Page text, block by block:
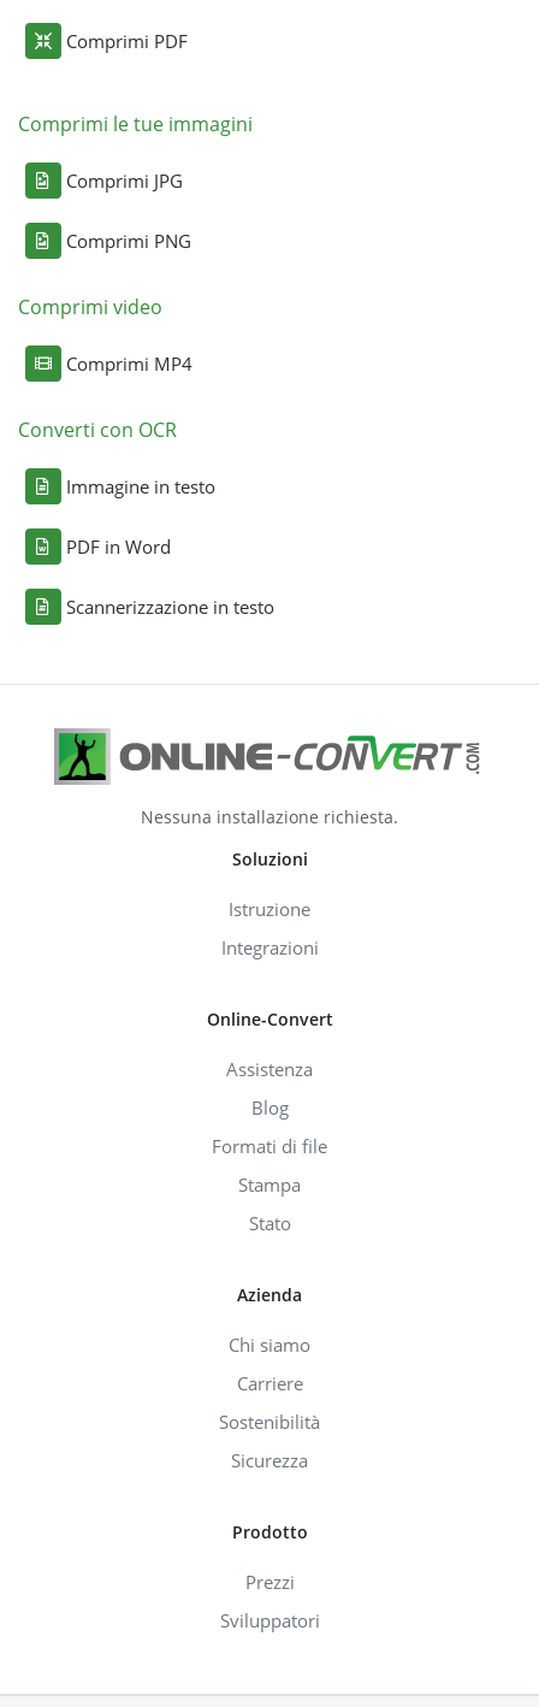
Comprimi PDF
Comprimi le tue immagini
Comprimi JPG
Comprimi PNG
Comprimi video
Comprimi MP4
Converti con OCR
Immagine in testo
PDF in Word
Scannerizzazione in testo
Nessuna installazione richiesta.
Soluzioni
Istruzione
Integrazioni
Online-Convert
Assistenza
Blog
Formati di file
Stampa
Stato
Azienda
Chi siamo
Carriere
Sostenibilità
Sicurezza
Prodotto
Prezzi
Sviluppatori